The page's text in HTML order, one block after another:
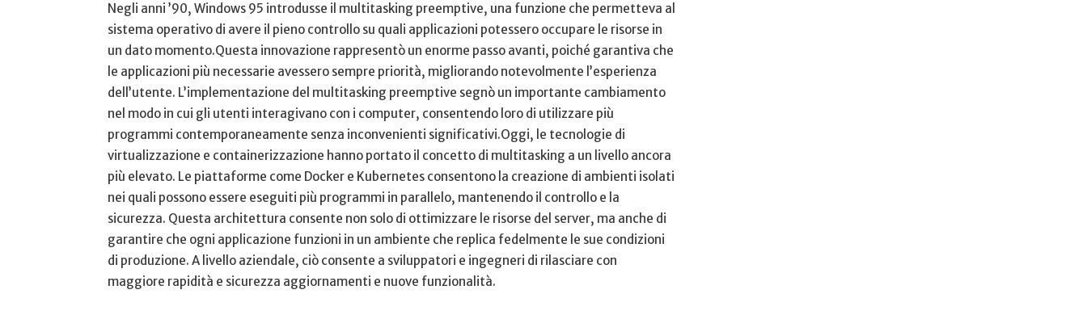
Negli ⁤anni ’90, Windows 95‌ introdusse il multitasking preemptive, una funzione che permetteva al
sistema​ operativo di avere il pieno⁢ controllo su quali applicazioni potessero occupare ​le risorse in
⁢un dato momento.Questa innovazione rappresentò un enorme passo avanti,⁣ poiché ‌garantiva che
le ⁢applicazioni più necessarie avessero sempre ‍priorità, migliorando notevolmente l’esperienza
dell’utente. L’implementazione del multitasking preemptive segnò un importante cambiamento
nel modo in cui ⁤gli ​utenti ⁤interagivano con i computer,⁤ consentendo loro di utilizzare più
programmi contemporaneamente⁣ senza inconvenienti significativi.Oggi, le tecnologie di
virtualizzazione e containerizzazione‍ hanno portato il ⁣concetto di multitasking a un livello ancora
‌più elevato. ⁣Le piattaforme come Docker ⁣e‍ Kubernetes consentono la creazione ​di ambienti​ isolati
nei quali possono​ essere eseguiti più programmi in parallelo, ⁢mantenendo‍ il‍ controllo e​ la
sicurezza. ​Questa architettura consente non solo ‌di ottimizzare le risorse del server,⁤ ma anche di
garantire che‌ ogni applicazione funzioni in un ambiente che replica fedelmente le sue condizioni
di ‍produzione. A ‌livello aziendale, ciò ⁤consente a‌ sviluppatori e ingegneri di⁤ rilasciare con
maggiore rapidità e sicurezza ⁢aggiornamenti e nuove funzionalità.